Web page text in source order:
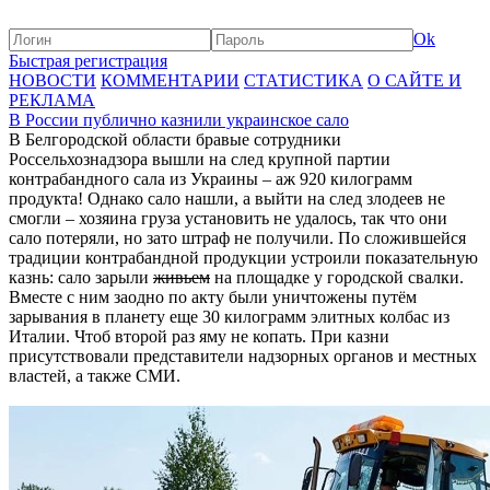
Ok
Быстрая регистрация
НОВОСТИ КОММЕНТАРИИ СТАТИСТИКА О САЙТЕ И
РЕКЛАМА
В России публично казнили украинское сало
В Белгородской области бравые сотрудники
Россельхознадзора вышли на след крупной партии
контрабандного сала из Украины – аж 920 килограмм
продукта! Однако сало нашли, а выйти на след злодеев не
смогли – хозяина груза установить не удалось, так что они
сало потеряли, но зато штраф не получили. По сложившейся
традиции контрабандной продукции устроили показательную
казнь: сало зарыли живьем на площадке у городской свалки.
Вместе с ним заодно по акту были уничтожены путём
зарывания в планету еще 30 килограмм элитных колбас из
Италии. Чтоб второй раз яму не копать. При казни
присутствовали представители надзорных органов и местных
властей, а также СМИ.